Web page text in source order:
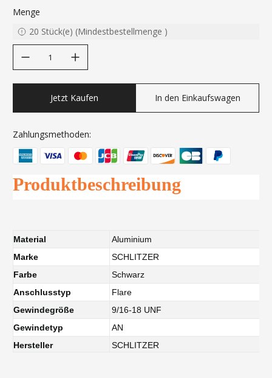
Menge
20 Stück(e) (Mindestbestellmenge )
Jetzt Kaufen In den Einkaufswagen
Zahlungsmethoden:
Produktbeschreibung
Material
Aluminium
Marke
SCHLITZER
Farbe
Schwarz
Anschlusstyp
Flare
Gewindegröße
9/16-18 UNF
Gewindetyp
AN
Hersteller
SCHLITZER